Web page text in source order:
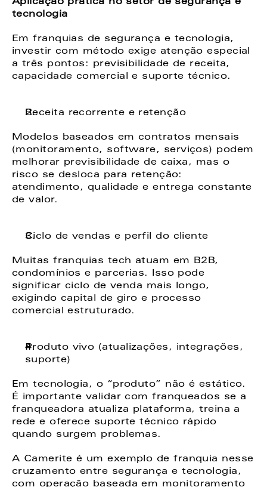
Aplicação prática no setor de segurança e
tecnologia
Em franquias de segurança e tecnologia,
investir com método exige atenção especial
a três pontos: previsibilidade de receita,
capacidade comercial e suporte técnico.
Receita recorrente e retenção
Modelos baseados em contratos mensais
(monitoramento, software, serviços) podem
melhorar previsibilidade de caixa, mas o
risco se desloca para retenção:
atendimento, qualidade e entrega constante
de valor.
Ciclo de vendas e perfil do cliente
Muitas franquias tech atuam em B2B,
condomínios e parcerias. Isso pode
significar ciclo de venda mais longo,
exigindo capital de giro e processo
comercial estruturado.
Produto vivo (atualizações, integrações,
suporte)
Em tecnologia, o “produto” não é estático.
É importante validar com franqueados se a
franqueadora atualiza plataforma, treina a
rede e oferece suporte técnico rápido
quando surgem problemas.
A Camerite é um exemplo de franquia nesse
cruzamento entre segurança e tecnologia,
com operação baseada em monitoramento